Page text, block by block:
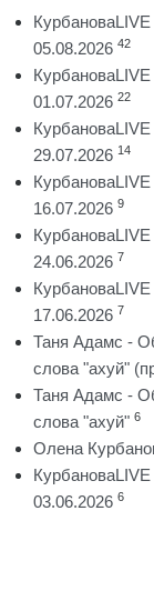
05.08.2026 42
01.07.2026 22
29.07.2026 14
16.07.2026 9
24.06.2026 7
17.06.2026 7
Таня Адамс -
слова "ахуй"
Таня Адамс -
слова "ахуй" 6
Олена
03.06.2026 6